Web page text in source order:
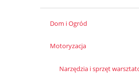
Dom i Ogród
Motoryzacja
Narzędzia i sprzęt